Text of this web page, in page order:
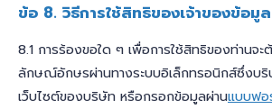
ข้อ 8. วิธีการใช้สิทธิของเจ้าของข้อมูล
8.1 การร้องขอใด ๆ เพื่อการใช้สิทธิของท่านจะ
ลักษณ์อักษรผ่านทางระบบอิเล็กทรอนิกส์ซึ่งบริ
เว็บไซต์ของบริษัท หรือกรอกข้อมูลผ่านแบบฟอ